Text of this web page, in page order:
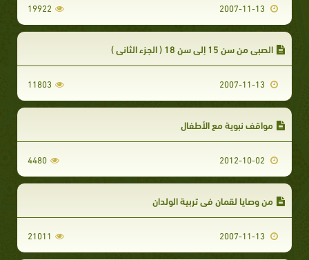
19922
الصبي من سن 15 إلى سن 18 ( الجزء الثاني )
11803
مواقف نبوية مع الأطفال
4480
من وصايا لقمان في تربية الولدان
21011